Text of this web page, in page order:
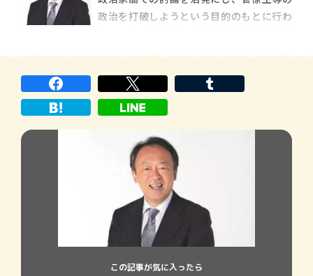
銀行を定年退職していました。 まだ子供
が小さいから、どのように生計を […]
政治を打破しようという目的のもとに行わ
続いていますが、過去にはどのようなエピ
ソードがあったのでしょうか？ 池上 […]
この記事が気に入ったら